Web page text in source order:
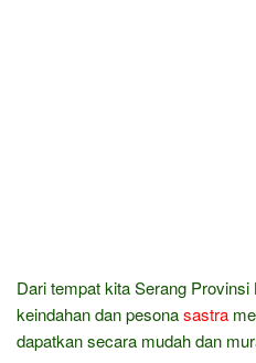
Dari tempat kita Serang
keindahan dan pesonasastra
dapatkan secara mudah dan